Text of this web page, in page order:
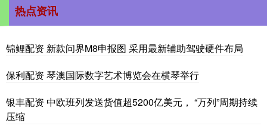
热点资讯
锦鲤配资 新款问界M8申报图 采用最新辅助驾驶硬件布局
保利配资 琴澳国际数字艺术博览会在横琴举行
银丰配资 中欧班列发送货值超5200亿美元， “万列”周期持续
压缩